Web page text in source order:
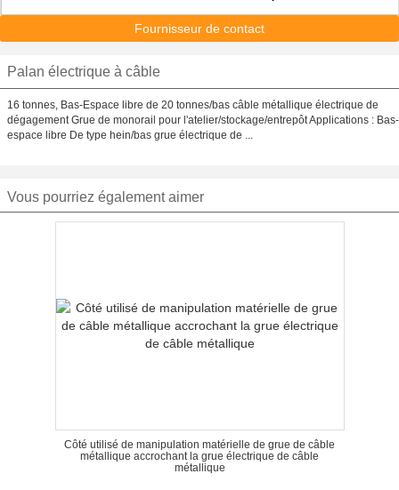
Fournisseur de contact
Palan électrique à câble
16 tonnes, Bas-Espace libre de 20 tonnes/bas câble métallique électrique de
dégagement Grue de monorail pour l'atelier/stockage/entrepôt Applications : Bas-
espace libre De type hein/bas grue électrique de ...
Vous pourriez également aimer
Côté utilisé de manipulation matérielle de grue de câble
métallique accrochant la grue électrique de câble
métallique